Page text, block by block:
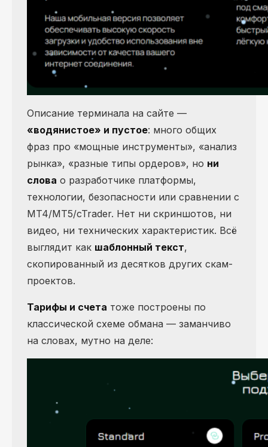
Описание терминала на сайте —
«водянистое» и пустое: много общих
фраз про «мощные инструменты», «анализ
рынка», «разные типы ордеров», но ни
слова о разработчике платформы,
технологии, безопасности или сравнении с
MT4/MT5/cTrader. Нет ни скриншотов, ни
видео, ни технических характеристик. Всё
выглядит как шаблонный текст,
скопированный из десятков других скам-
проектов.
Тарифы и счета тоже построены по
классической схеме обмана — заманчиво
на словах, мутно на деле: